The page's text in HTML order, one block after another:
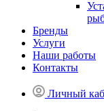
Бренды
Услуги
Наши работы
Контакты
Личный